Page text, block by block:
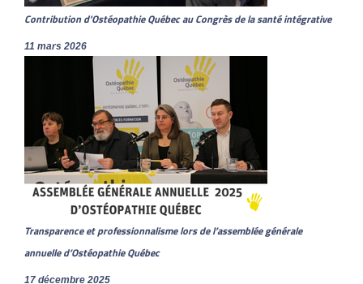
Contribution d'Ostéopathie Québec au Congrès de la santé intégrative
11 mars 2026
Transparence et professionnalisme lors de l’assemblée générale
annuelle d’Ostéopathie Québec
17 décembre 2025